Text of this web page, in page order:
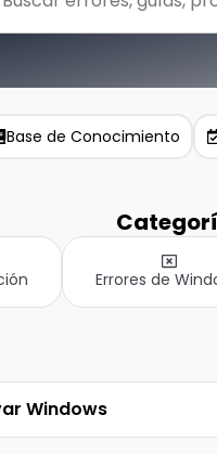
Base de Conocimiento
Errores de
Windows